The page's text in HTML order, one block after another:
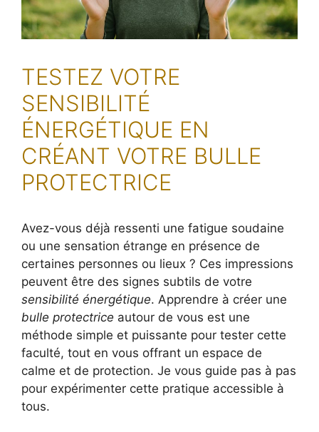
TESTEZ VOTRE
SENSIBILITÉ
ÉNERGÉTIQUE EN
CRÉANT VOTRE BULLE
PROTECTRICE
Avez-vous déjà ressenti une fatigue soudaine
ou une sensation étrange en présence de
certaines personnes ou lieux ? Ces impressions
peuvent être des signes subtils de votre
sensibilité énergétique. Apprendre à créer une
bulle protectrice autour de vous est une
méthode simple et puissante pour tester cette
faculté, tout en vous offrant un espace de
calme et de protection. Je vous guide pas à pas
pour expérimenter cette pratique accessible à
tous.